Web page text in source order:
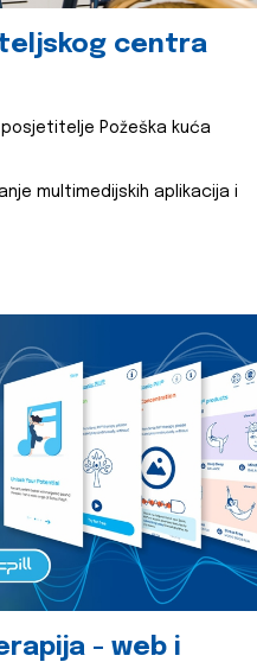
centra
Požeška kuća
multimedijskih aplikacija i
- web i